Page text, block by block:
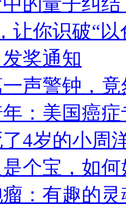
让你识破“
奖通知
声警钟，
：美国癌
4岁的小周
个宝，如
：有趣的